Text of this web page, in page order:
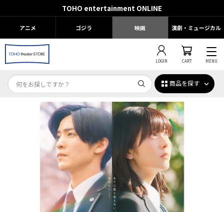
TOHO entertainment ONLINE
アニメ ゴジラ 映画 演劇・ミュージカル
LOGIN CART MENU
商品を探す